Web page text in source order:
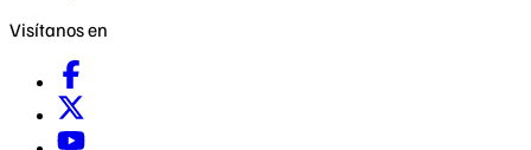
Visítanos en